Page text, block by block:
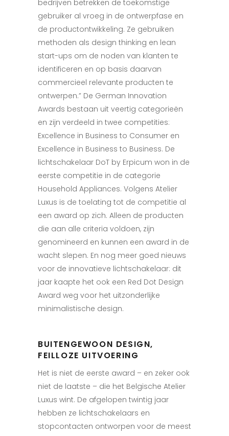
bedrijven betrekken de toekomstige
gebruiker al vroeg in de ontwerpfase en
de productontwikkeling. Ze gebruiken
methoden als design thinking en lean
start-ups om de noden van klanten te
identificeren en op basis daarvan
commercieel relevante producten te
ontwerpen.” De German Innovation
Awards bestaan uit veertig categorieën
en zijn verdeeld in twee competities:
Excellence in Business to Consumer en
Excellence in Business to Business. De
lichtschakelaar DoT by Erpicum won in de
eerste competitie in de categorie
Household Appliances. Volgens Atelier
Luxus is de toelating tot de competitie al
een award op zich. Alleen de producten
die aan alle criteria voldoen, zijn
genomineerd en kunnen een award in de
wacht slepen. En nog meer goed nieuws
voor de innovatieve lichtschakelaar: dit
jaar kaapte het ook een Red Dot Design
Award weg voor het uitzonderlijke
minimalistische design.
BUITENGEWOON DESIGN,
FEILLOZE UITVOERING
Het is niet de eerste award – en zeker ook
niet de laatste – die het Belgische Atelier
Luxus wint. De afgelopen twintig jaar
hebben ze lichtschakelaars en
stopcontacten ontworpen voor de meest